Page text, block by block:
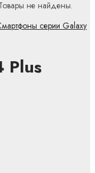
не найдены.
серии Galaxy
Plus